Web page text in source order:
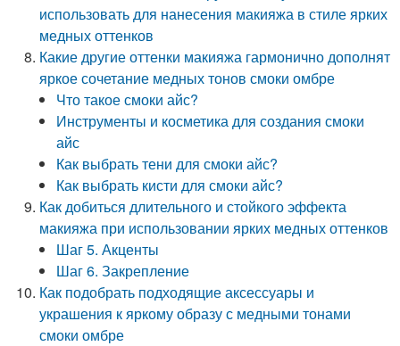
использовать для нанесения макияжа в стиле ярких
медных оттенков
Какие другие оттенки макияжа гармонично дополнят
яркое сочетание медных тонов смоки омбре
Что такое смоки айс?
Инструменты и косметика для создания смоки
айс
Как выбрать тени для смоки айс?
Как выбрать кисти для смоки айс?
Как добиться длительного и стойкого эффекта
макияжа при использовании ярких медных оттенков
Шаг 5. Акценты
Шаг 6. Закрепление
Как подобрать подходящие аксессуары и
украшения к яркому образу с медными тонами
смоки омбре